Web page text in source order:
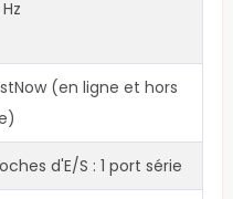
(en ligne et hors
d'E/S : 1 port série